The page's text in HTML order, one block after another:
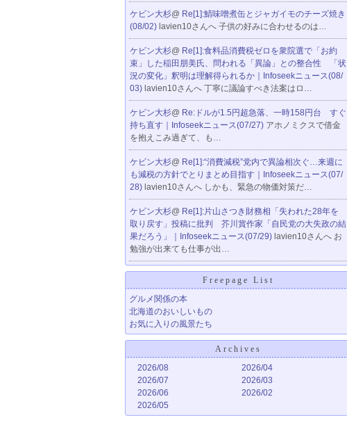
ケビン大杉@ Re[1]:鯖味噌煮缶とジャガイモのチーズ焼き
(08/02) lavien10さんへ 子供の好みに合わせるのは…
ケビン大杉@ Re[1]:食料品消費税ゼロを衆院選で「お約
束」した稲田朋美氏、問われる「異論」との整合性 「状
況の変化」釈明は理解得られるか｜Infoseekニュース(08/
03) lavien10さんへ 丁寧に議論すべき法案はロ…
ケビン大杉@ Re:ドルが1.5円超急落、一時158円台 すぐ
持ち直す｜Infoseekニュース(07/27) アホノミクスで借金
を抱えこみ過ぎて、も…
ケビン大杉@ Re[1]:“消費減税”党内で異論相次ぐ…来週に
も減税の方針でとりまとめ目指す｜Infoseekニュース(07/
28) lavien10さんへ しかも、緊急の物価対策だ…
ケビン大杉@ Re[1]:片山さつき財務相「失われた28年を
取り戻す」投稿に批判 芥川賞作家「自民党の大失政の結
果だろう」｜Infoseekニュース(07/29) lavien10さんへ お
勉強が出来ても仕事が出…
Freepage List
グルメ関係の本
北海道のおいしいもの
お気に入りの風景たち
Archives
2026/08
2026/07
2026/06
2026/05
2026/04
2026/03
2026/02